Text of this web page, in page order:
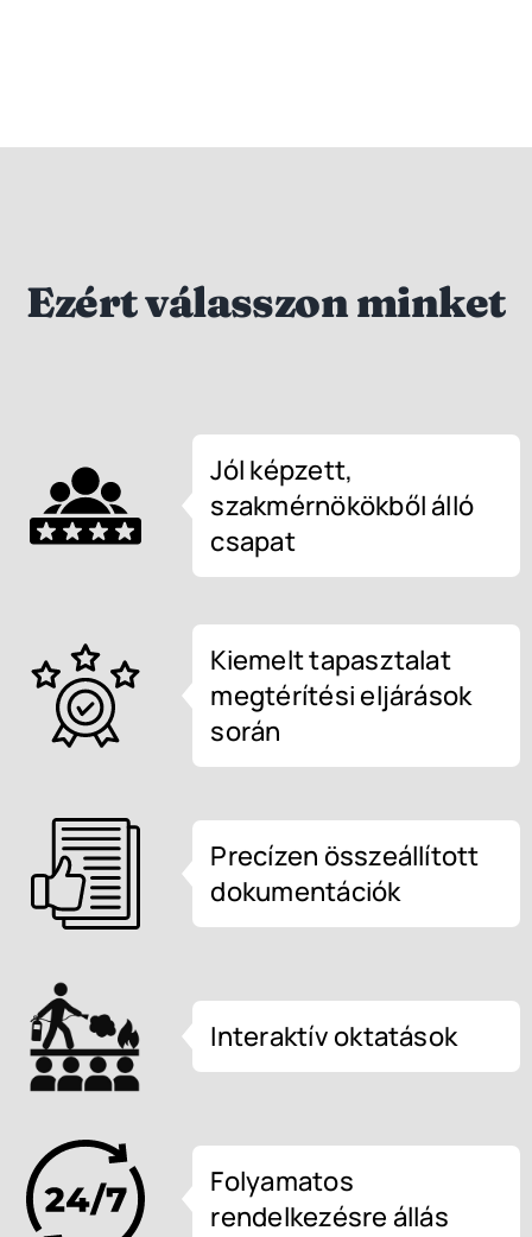
Ezért válasszon minket
Jól képzett,
szakmérnökökből álló
csapat
Kiemelt tapasztalat
megtérítési eljárások
során
Precízen összeállított
dokumentációk
Interaktív oktatások
Folyamatos
rendelkezésre állás